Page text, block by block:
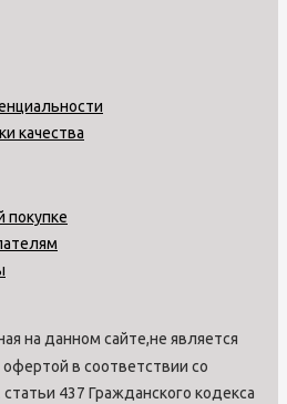
качества
покупке
на данном сайте,не является
в соответствии со
437 Гражданского кодекса